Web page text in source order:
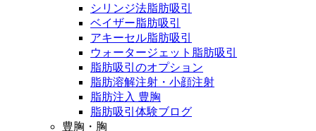
シリンジ法脂肪吸引
ベイザー脂肪吸引
アキーセル脂肪吸引
ウォータージェット脂肪吸引
脂肪吸引のオプション
脂肪溶解注射・小顔注射
脂肪注入 豊胸
脂肪吸引体験ブログ
豊胸・胸